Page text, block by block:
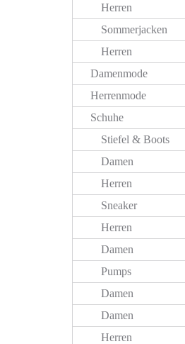
Herren
Sommerjacken
Herren
Damenmode
Herrenmode
Schuhe
Stiefel & Boots
Damen
Herren
Sneaker
Herren
Damen
Pumps
Damen
Damen
Herren